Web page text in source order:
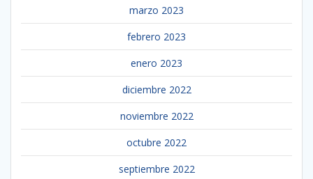
marzo 2023
febrero 2023
enero 2023
diciembre 2022
noviembre 2022
octubre 2022
septiembre 2022